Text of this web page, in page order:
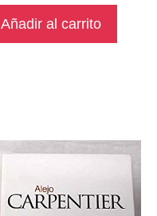
Añadir al carrito